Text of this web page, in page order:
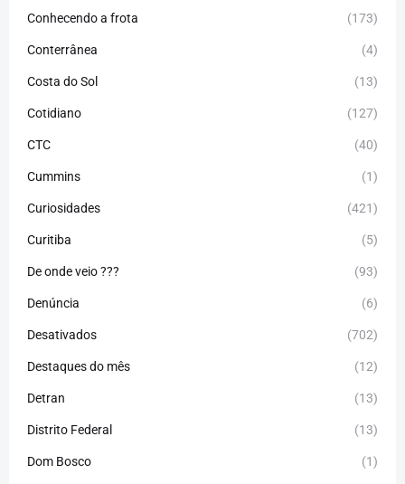
Conhecendo a frota (173)
Conterrânea (4)
Costa do Sol (13)
Cotidiano (127)
CTC (40)
Cummins (1)
Curiosidades (421)
Curitiba (5)
De onde veio ??? (93)
Denúncia (6)
Desativados (702)
Destaques do mês (12)
Detran (13)
Distrito Federal (13)
Dom Bosco (1)